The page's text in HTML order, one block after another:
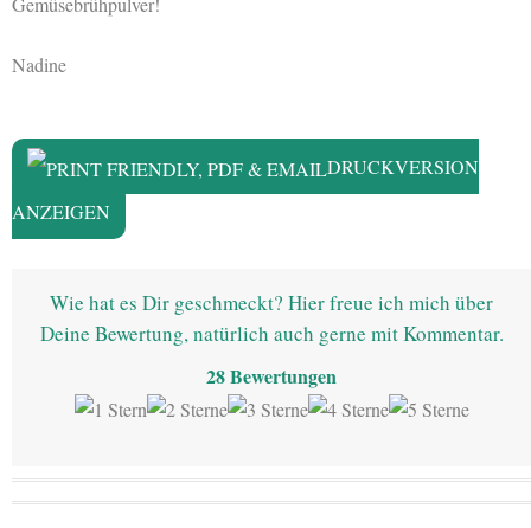
Nadine
DRUCKVERSION
ANZEIGEN
Wie hat es Dir geschmeckt? Hier freue ich mich über
Deine Bewertung, natürlich auch gerne mit Kommentar.
28Bewertungen